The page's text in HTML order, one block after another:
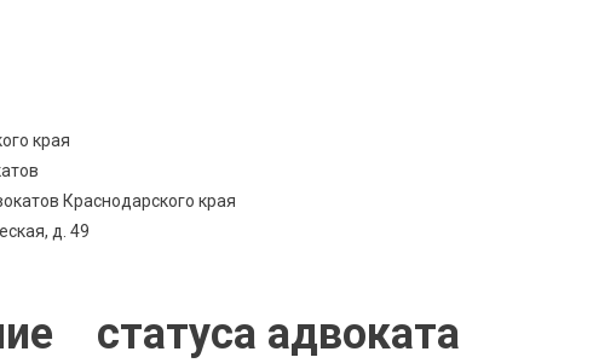
края
Краснодарского края
д. 49
статуса адвоката